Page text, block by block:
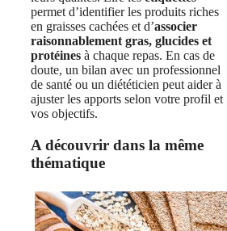
permet d’identifier les produits riches
en graisses cachées et d’associer
raisonnablement gras, glucides et
protéines à chaque repas. En cas de
doute, un bilan avec un professionnel
de santé ou un diététicien peut aider à
ajuster les apports selon votre profil et
vos objectifs.
A découvrir dans la même
thématique